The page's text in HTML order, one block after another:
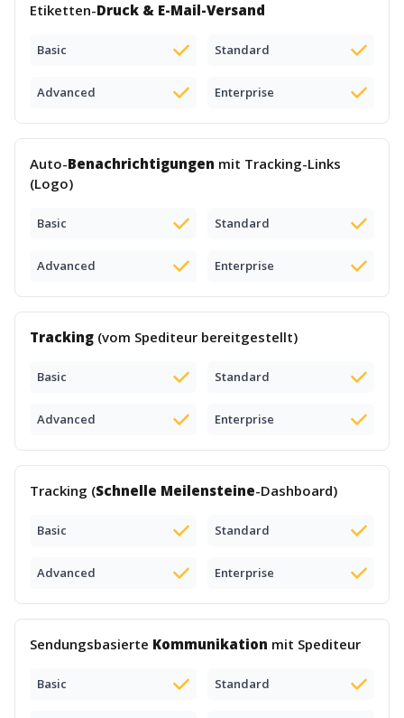
Etiketten-Druck & E-Mail-Versand
Basic Standard
Advanced Enterprise
Auto-Benachrichtigungen mit Tracking-Links
(Logo)
Basic Standard
Advanced Enterprise
Tracking (vom Spediteur bereitgestellt)
Basic Standard
Advanced Enterprise
Tracking (Schnelle Meilensteine-Dashboard)
Basic Standard
Advanced Enterprise
Sendungsbasierte Kommunikation mit Spediteur
Basic Standard